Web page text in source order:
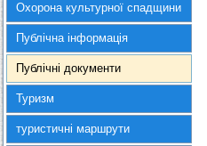
Охорона культурної спадщини
Публічна інформація
Публічні документи
Туризм
туристичні маршрути